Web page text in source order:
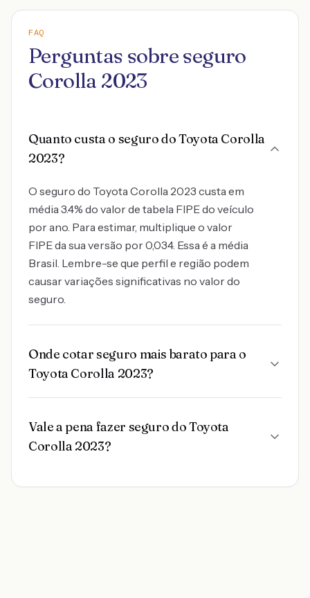
FAQ
Perguntas sobre seguro
Corolla 2023
Quanto custa o seguro do Toyota Corolla
2023?
O seguro do Toyota Corolla 2023 custa em
média 3.4% do valor de tabela FIPE do veículo
por ano. Para estimar, multiplique o valor
FIPE da sua versão por 0,034. Essa é a média
Brasil. Lembre-se que perfil e região podem
causar variações significativas no valor do
seguro.
Onde cotar seguro mais barato para o
Toyota Corolla 2023?
Vale a pena fazer seguro do Toyota
Corolla 2023?